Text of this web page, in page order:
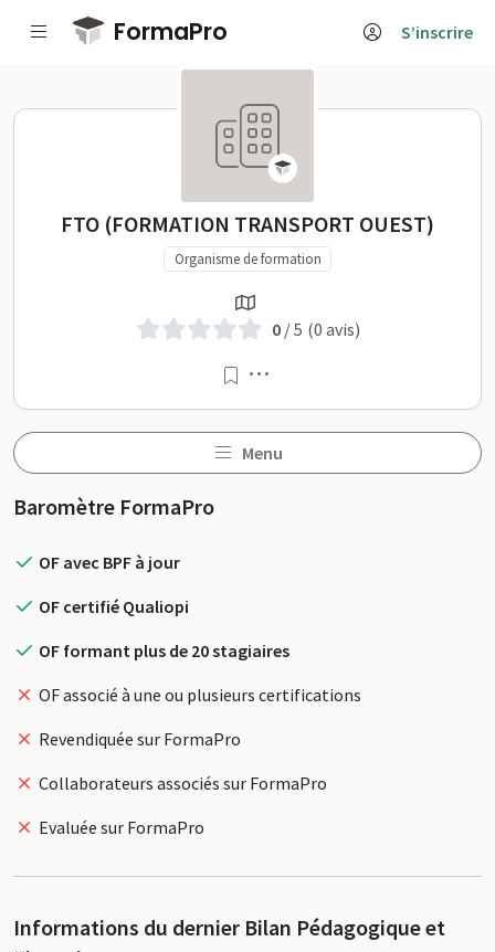
Passer au contenu principal
FormaPro S’inscrire
FTO (FORMATION TRANSPORT
FTO (FORMATION TRANSPORT OUEST)
Organisme de formation
0/ 5 (0 avis)
Menu
Profil
Baromètre FormaPro
OF avec BPF à jour
OF certifié Qualiopi
OF formant plus de 20 stagiaires
OF associé à une ou plusieurs certifications
Revendiquée sur FormaPro
Collaborateurs associés sur FormaPro
Evaluée sur FormaPro
Informations du dernier Bilan Pédagogique et